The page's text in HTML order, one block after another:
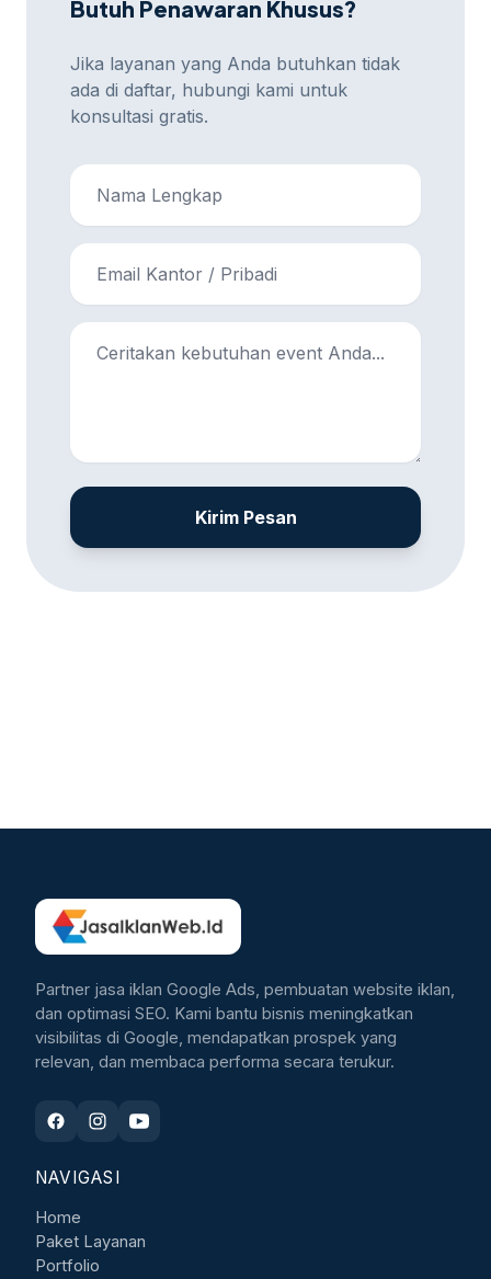
Butuh Penawaran Khusus?
Jika layanan yang Anda butuhkan tidak
ada di daftar, hubungi kami untuk
konsultasi gratis.
Kirim Pesan
Partner jasa iklan Google Ads, pembuatan website iklan,
dan optimasi SEO. Kami bantu bisnis meningkatkan
visibilitas di Google, mendapatkan prospek yang
relevan, dan membaca performa secara terukur.
NAVIGASI
Home
Paket Layanan
Portfolio